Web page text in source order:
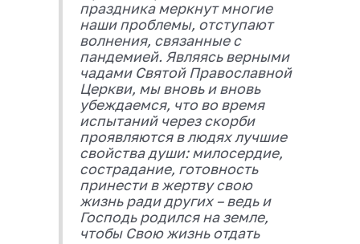
праздника меркнут многие
наши проблемы, отступают
волнения, связанные с
пандемией. Являясь верными
чадами Святой Православной
Церкви, мы вновь и вновь
убеждаемся, что во время
испытаний через скорби
проявляются в людях лучшие
свойства души: милосердие,
сострадание, готовность
принести в жертву свою
жизнь ради других – ведь и
Господь родился на земле,
чтобы Свою жизнь отдать